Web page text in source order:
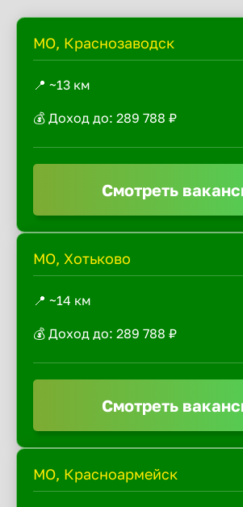
МО, Краснозаводск
📍 ~13 км
💰 Доход до: 289 788 ₽
Смотреть
МО, Хотьково
📍 ~14 км
💰 Доход до: 289 788 ₽
Смотреть
МО, Красноармейск